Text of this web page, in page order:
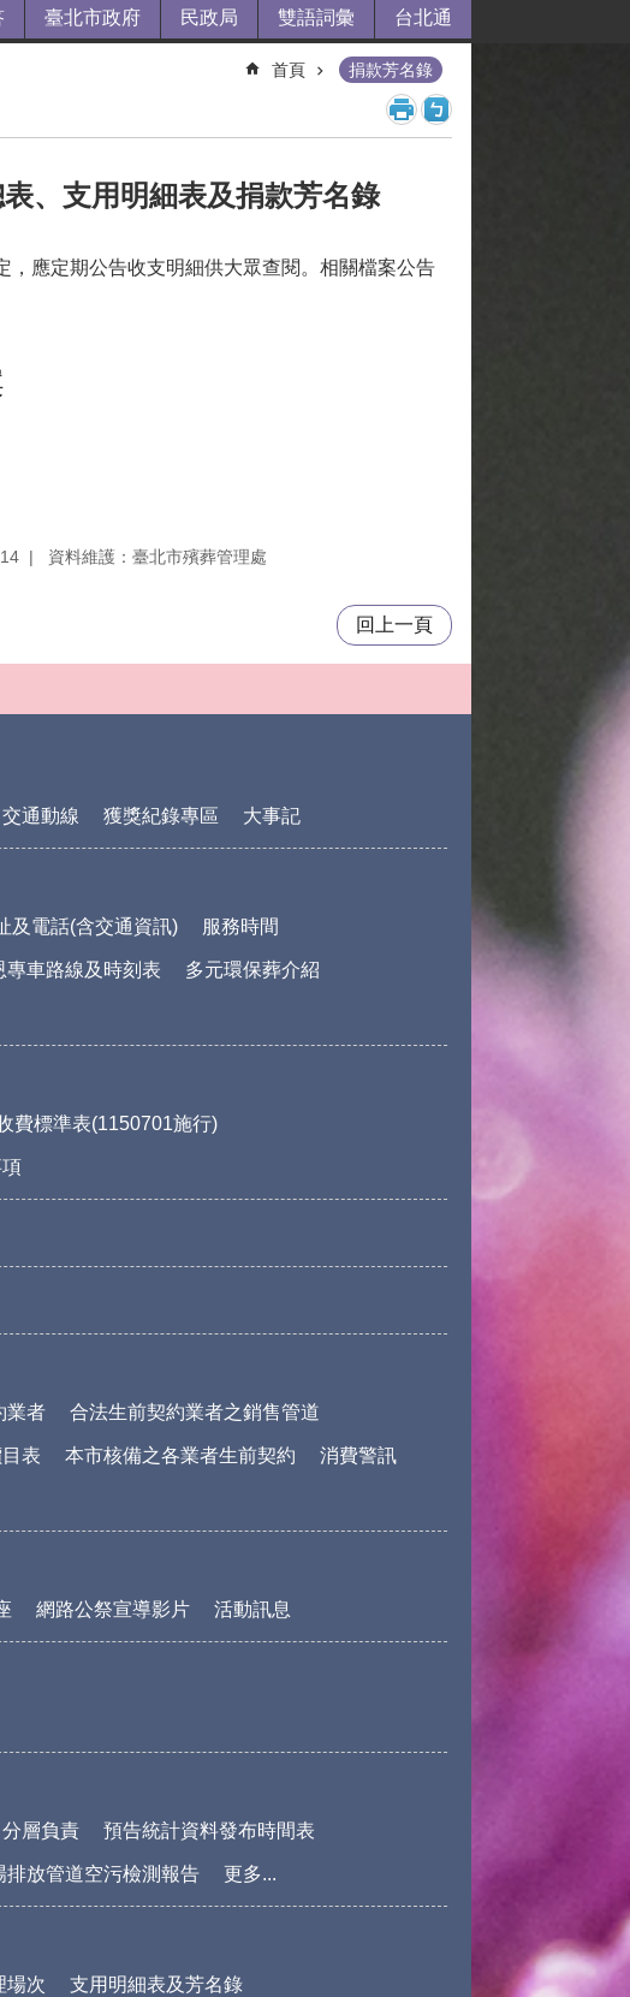
臺北市政府 民政局 雙語詞彙 台北通
首頁 捐款芳名錄
、支用明細表及捐款芳名錄
應定期公告收支明細供大眾查閱。相關檔案公告
資料維護：臺北市殯葬管理處
回上一頁
交通動線 獲獎紀錄專區 大事記
及電話(含交通資訊) 服務時間
專車路線及時刻表 多元環保葬介紹
費標準表(1150701施行)
業者 合法生前契約業者之銷售管道
表 本市核備之各業者生前契約 消費警訊
網路公祭宣導影片 活動訊息
分層負責 預告統計資料發布時間表
排放管道空污檢測報告 更多...
場次 支用明細表及芳名錄